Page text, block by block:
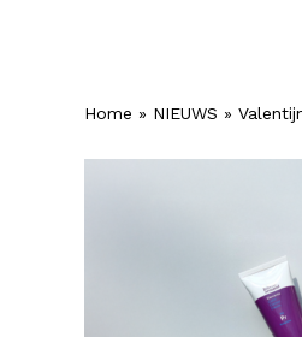
Home » NIEUWS »